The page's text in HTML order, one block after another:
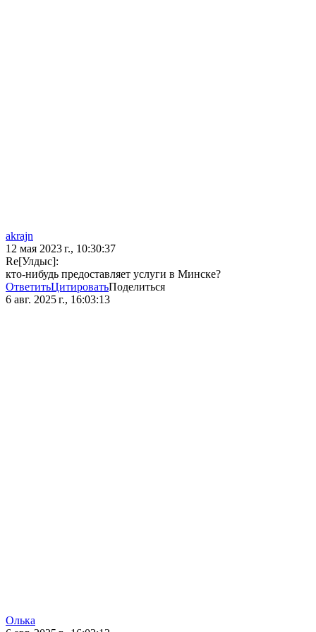
akrajn
12 мая 2023 г., 10:30:37
Re[Улдыс]:
кто-нибудь предоставляет услуги в Минске?
ОтветитьЦитироватьПоделиться
6 авг. 2025 г., 16:03:13
Олька